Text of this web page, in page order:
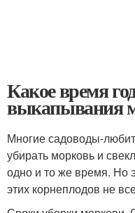
Какое время
выкапывания
Многие садоводы-
убирать морковь и
одно и то же время. Но
этих корнеплодов не